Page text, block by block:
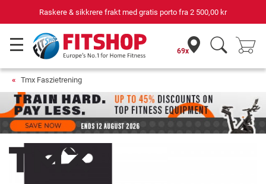
Raskere & sikkrere frakt med gratis porto fra 2 500,00 kr
69x
Tmx Faszietrening